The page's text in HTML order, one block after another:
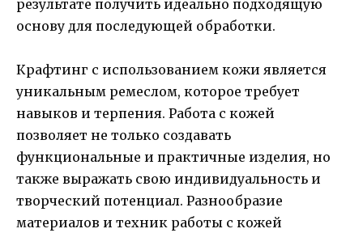
результате получить идеально подходящую
основу для последующей обработки.
Крафтинг с использованием кожи является
уникальным ремеслом, которое требует
навыков и терпения. Работа с кожей
позволяет не только создавать
функциональные и практичные изделия, но
также выражать свою индивидуальность и
творческий потенциал. Разнообразие
материалов и техник работы с кожей